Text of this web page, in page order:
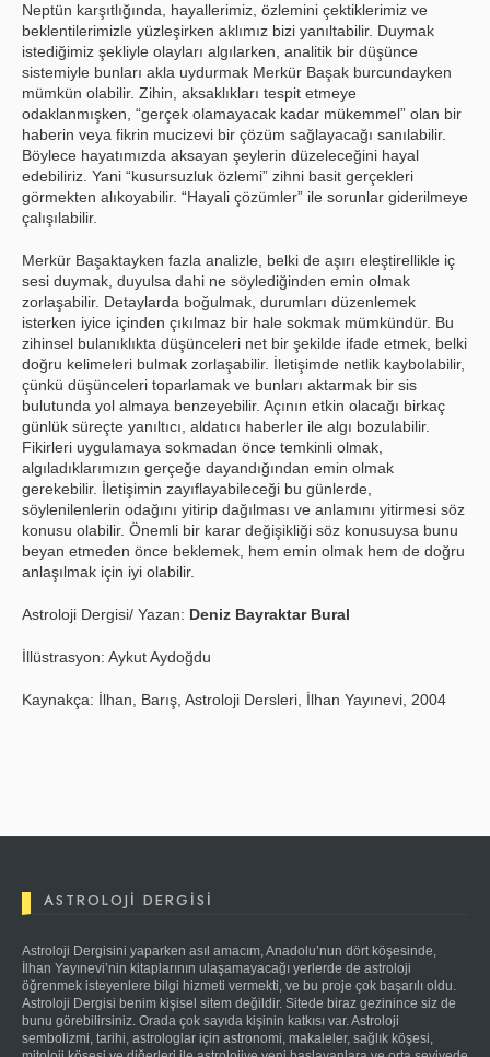
Neptün karşıtlığında, hayallerimiz, özlemini çektiklerimiz ve
beklentilerimizle yüzleşirken aklımız bizi yanıltabilir. Duymak
istediğimiz şekliyle olayları algılarken, analitik bir düşünce
sistemiyle bunları akla uydurmak Merkür Başak burcundayken
mümkün olabilir. Zihin, aksaklıkları tespit etmeye
odaklanmışken, “gerçek olamayacak kadar mükemmel” olan bir
haberin veya fikrin mucizevi bir çözüm sağlayacağı sanılabilir.
Böylece hayatımızda aksayan şeylerin düzeleceğini hayal
edebiliriz. Yani “kusursuzluk özlemi” zihni basit gerçekleri
görmekten alıkoyabilir. “Hayali çözümler” ile sorunlar giderilmeye
çalışılabilir.
Merkür Başaktayken fazla analizle, belki de aşırı eleştirellikle iç
sesi duymak, duyulsa dahi ne söylediğinden emin olmak
zorlaşabilir. Detaylarda boğulmak, durumları düzenlemek
isterken iyice içinden çıkılmaz bir hale sokmak mümkündür. Bu
zihinsel bulanıklıkta düşünceleri net bir şekilde ifade etmek, belki
doğru kelimeleri bulmak zorlaşabilir. İletişimde netlik kaybolabilir,
çünkü düşünceleri toparlamak ve bunları aktarmak bir sis
bulutunda yol almaya benzeyebilir. Açının etkin olacağı birkaç
günlük süreçte yanıltıcı, aldatıcı haberler ile algı bozulabilir.
Fikirleri uygulamaya sokmadan önce temkinli olmak,
algıladıklarımızın gerçeğe dayandığından emin olmak
gerekebilir. İletişimin zayıflayabileceği bu günlerde,
söylenilenlerin odağını yitirip dağılması ve anlamını yitirmesi söz
konusu olabilir. Önemli bir karar değişikliği söz konusuysa bunu
beyan etmeden önce beklemek, hem emin olmak hem de doğru
anlaşılmak için iyi olabilir.
Astroloji Dergisi/ Yazan: Deniz Bayraktar Bural
İllüstrasyon: Aykut Aydoğdu
Kaynakça: İlhan, Barış, Astroloji Dersleri, İlhan Yayınevi, 2004
ASTROLOJI DERGISI
Astroloji Dergisini yaparken asıl amacım, Anadolu’nun dört köşesinde,
İlhan Yayınevi’nin kitaplarının ulaşamayacağı yerlerde de astroloji
öğrenmek isteyenlere bilgi hizmeti vermekti, ve bu proje çok başarılı oldu.
Astroloji Dergisi benim kişisel sitem değildir. Sitede biraz gezinince siz de
bunu görebilirsiniz. Orada çok sayıda kişinin katkısı var. Astroloji
sembolizmi, tarihi, astrologlar için astronomi, makaleler, sağlık köşesi,